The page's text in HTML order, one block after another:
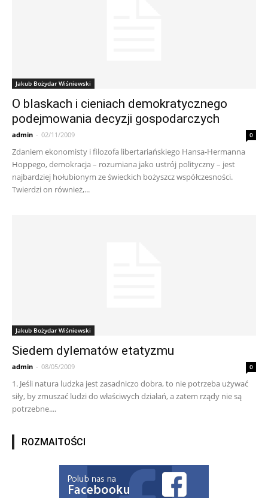
Jakub Bożydar Wiśniewski
O blaskach i cieniach demokratycznego
podejmowania decyzji gospodarczych
admin - 02/11/2009 0
Zdaniem ekonomisty i filozofa libertariańskiego Hansa-Hermanna
Hoppego, demokracja – rozumiana jako ustrój polityczny – jest
najbardziej hołubionym ze świeckich bożyszcz współczesności.
Twierdzi on również,...
Jakub Bożydar Wiśniewski
Siedem dylematów etatyzmu
admin - 08/05/2009 0
1. Jeśli natura ludzka jest zasadniczo dobra, to nie potrzeba używać
siły, by zmuszać ludzi do właściwych działań, a zatem rządy nie są
potrzebne....
ROZMAITOŚCI